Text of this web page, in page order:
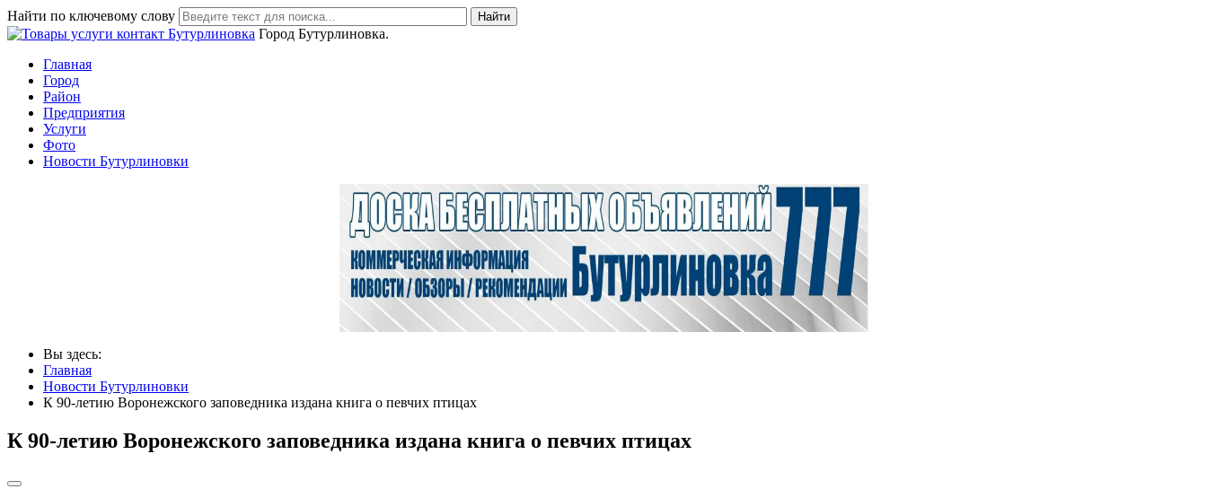
Найти по ключевому слову Найти
Город Бутурлиновка.
Главная
Город
Район
Предприятия
Услуги
Фото
Новости Бутурлиновки
Вы здесь:
Главная
Новости Бутурлиновки
К 90-летию Воронежского заповедника издана книга о певчих птицах
К 90-летию Воронежского заповедника издана книга о певчих птицах